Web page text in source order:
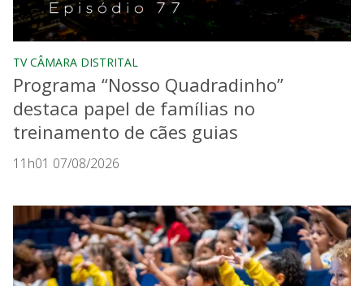
TV CÂMARA DISTRITAL
Programa “Nosso Quadradinho”
destaca papel de famílias no
treinamento de cães guias
11h01 07/08/2026